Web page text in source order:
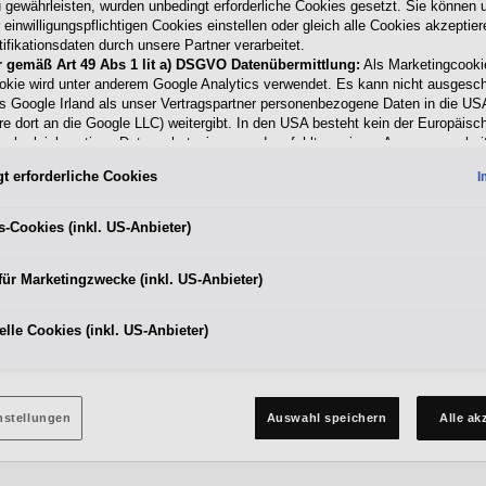
gewährleisten, wurden unbedingt erforderliche Cookies gesetzt. Sie können
einwilligungspflichtigen Cookies einstellen oder gleich alle Cookies
durch unsere Partner verarbeitet.
gemäß Art 49 Abs 1 lit a) DSGVO Datenübermittlung: Als
wird unter anderem Google Analytics verwendet. Es kann nicht
Google Irland als unser Vertragspartner personenbezogene Daten in die
dort an die Google LLC) weitergibt. In den USA besteht kein der
gleichwertiges Datenschutzniveau und es fehlt an einem
den USA nicht wirksam durchsetzen können, in den USA keine
einen Zugriff auf Daten erlangen können, wobei Eingriffe in Ihre
Freiheiten nicht auf das absolut Notwendige beschränkt sind.
Sollten Sie
Sie damit auch gemäß Art 49 Abs 1 lit a) DSGVO der Übermittlung
Cookies enthaltenen personenbezogenen Daten zu. Details zu den
Webseite.
über Cookies finden Sie in der Cookie-Richtlinie oder in den Cookie-
Einstellungen am Ende der Webseite.
für Marketingzwecke:
Sofern Sie über einen von uns
erforderliche Cookies
Cookies (inkl. US-Anbieter)
Marketingzwecke (inkl. US-Anbieter)
Cookies (inkl. US-Anbieter)
Auswahl speichern Alle